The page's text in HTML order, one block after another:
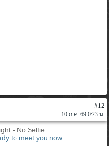
#12
10 ก.ค. 69 0:23 น.
- No Selfie
to meet you now